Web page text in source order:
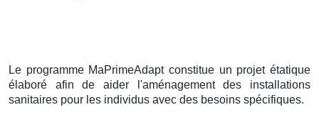
Le programme MaPrimeAdapt constitue un projet étatique
élaboré afin de aider l'aménagement des installations
sanitaires pour les individus avec des besoins spécifiques.